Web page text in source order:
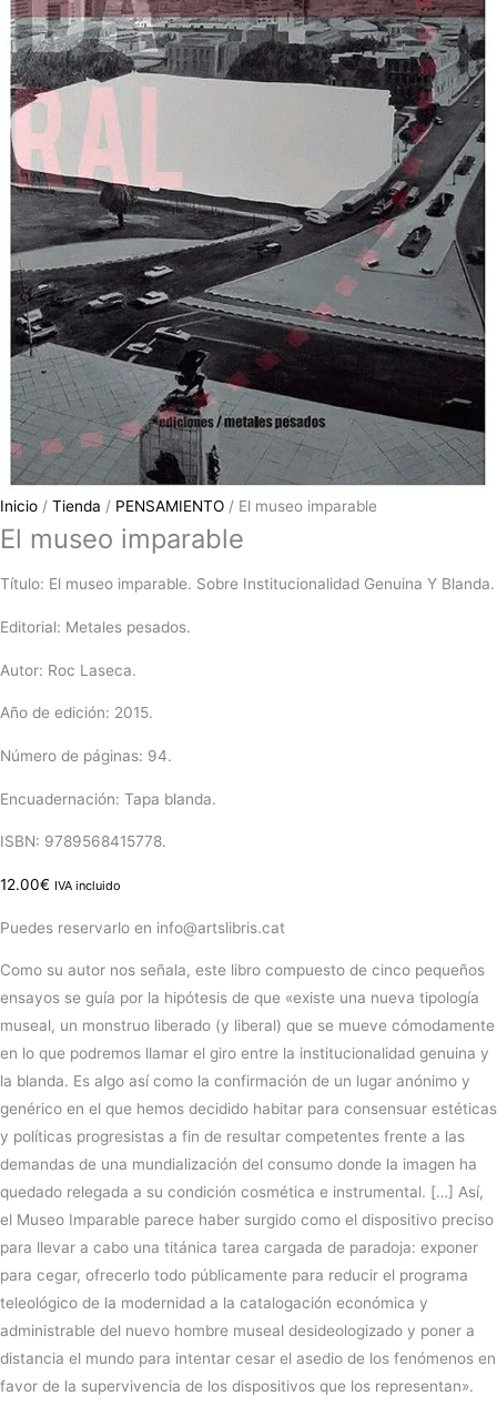
Inicio / Tienda / PENSAMIENTO / El museo imparable
El museo imparable
Título: El museo imparable. Sobre Institucionalidad Genuina Y Blanda.
Editorial: Metales pesados.
Autor: Roc Laseca.
Año de edición: 2015.
Número de páginas: 94.
Encuadernación: Tapa blanda.
ISBN: 9789568415778.
12.00€ IVA incluido
Puedes reservarlo en info@artslibris.cat
Como su autor nos señala, este libro compuesto de cinco pequeños
ensayos se guía por la hipótesis de que «existe una nueva tipología
museal, un monstruo liberado (y liberal) que se mueve cómodamente
en lo que podremos llamar el giro entre la institucionalidad genuina y
la blanda. Es algo así como la confirmación de un lugar anónimo y
genérico en el que hemos decidido habitar para consensuar estéticas
y políticas progresistas a fin de resultar competentes frente a las
demandas de una mundialización del consumo donde la imagen ha
quedado relegada a su condición cosmética e instrumental. […] Así,
el Museo Imparable parece haber surgido como el dispositivo preciso
para llevar a cabo una titánica tarea cargada de paradoja: exponer
para cegar, ofrecerlo todo públicamente para reducir el programa
teleológico de la modernidad a la catalogación económica y
administrable del nuevo hombre museal desideologizado y poner a
distancia el mundo para intentar cesar el asedio de los fenómenos en
favor de la supervivencia de los dispositivos que los representan».